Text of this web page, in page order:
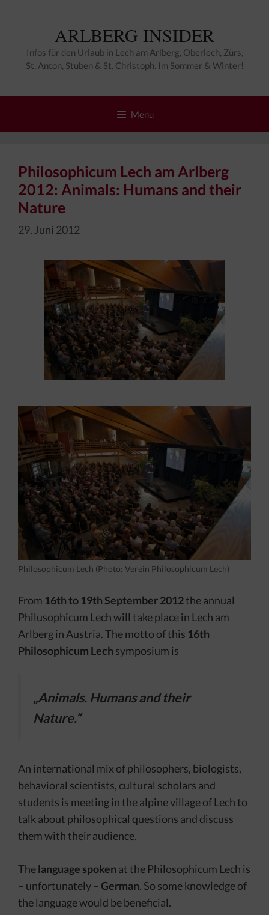
ARLBERG INSIDER
Infos für den Urlaub in Lech am Arlberg, Oberlech, Zürs,
St. Anton, Stuben & St. Christoph. Im Sommer & Winter!
Menu
Philosophicum Lech am Arlberg
2012: Animals: Humans and their
Nature
29. Juni 2012
Philosophicum Lech (Photo: Verein Philosophicum Lech)
From 16th to 19th September 2012the annual
Philusophicum Lech will take place in Lech am
Arlberg in Austria. The motto of this 16th
Philosophicum Lech symposium is
„Animals. Humans and their
Nature.“
An international mix of philosophers, biologists,
behavioral scientists, cultural scholars and
students is meeting in the alpine village of Lech to
talk about philosophical questions and discuss
them with their audience.
Thelanguage spoken at the Philosophicum Lech is
– unfortunately –German. So some knowledge of
the language would be beneficial.